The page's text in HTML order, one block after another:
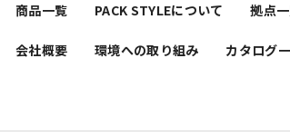
商品一覧 PACK STYLEについて 拠点
会社概要 環境への取り組み カタログ